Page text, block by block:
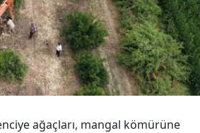
ağaçları, mangal kömürüne